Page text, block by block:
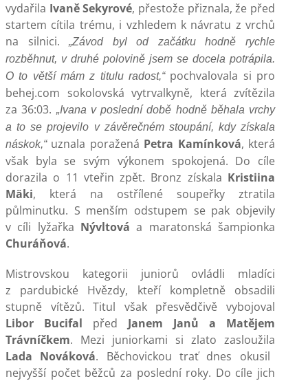
vydařila Ivaně Sekyrové, přestože přiznala, že před
startem cítila trému, i vzhledem k návratu z vrchů
na silnici.„Závod byl od začátku hodně rychle
rozběhnut, v druhé polovině jsem se docela potrápila.
O to větší mám z titulu radost,“pochvalovala si pro
behej.com sokolovská vytrvalkyně, která zvítězila
za 36:03. „Ivana v poslední době hodně běhala vrchy
a to se projevilo v závěrečném stoupání, kdy získala
náskok,“uznala poražená Petra Kamínková, která
však byla se svým výkonem spokojená. Do cíle
dorazila o 11 vteřin zpět. Bronz získala Kristiina
Mäki, která na ostřílené soupeřky ztratila
půlminutku. S menším odstupem se pak objevily
v cíli lyžařka Nývltová a maratonská šampionka
Churáňová.
Mistrovskou kategorii juniorů ovládli mladíci
z pardubické Hvězdy, kteří kompletně obsadili
stupně vítězů. Titul však přesvědčivě vybojoval
Libor Bucifal před Janem Janů a Matějem
Trávníčkem. Mezi juniorkami si zlato zasloužila
Lada Nováková. Běchovickou trať dnes okusil
nejvyšší počet běžců za poslední roky. Do cíle jich